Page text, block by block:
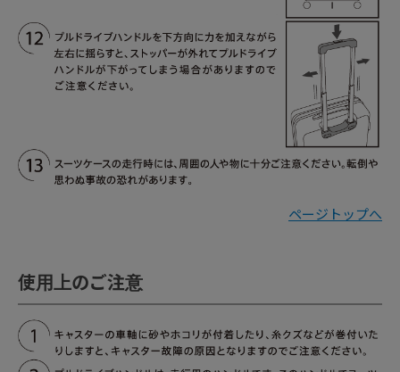
ページトップへ
使用上のご注意